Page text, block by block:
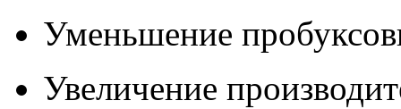
Уменьшение
Увеличение